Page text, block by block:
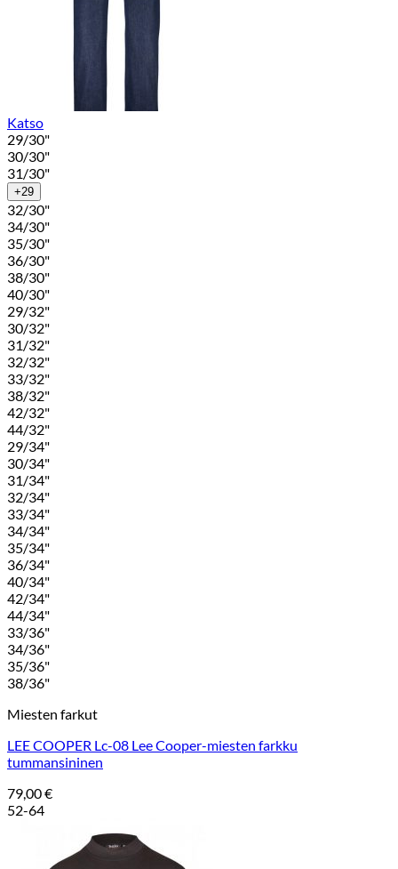
Katso
29/30"
30/30"
31/30"
+29
32/30"
34/30"
35/30"
36/30"
38/30"
40/30"
29/32"
30/32"
31/32"
32/32"
33/32"
38/32"
42/32"
44/32"
29/34"
30/34"
31/34"
32/34"
33/34"
34/34"
35/34"
36/34"
40/34"
42/34"
44/34"
33/36"
34/36"
35/36"
38/36"
Miesten farkut
LEE COOPER Lc-08 Lee Cooper-miesten farkku
tummansininen
79,00€
52-64